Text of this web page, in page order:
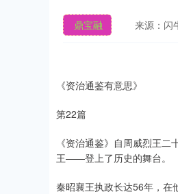
鼎宝融 来源：闪
《资治通鉴有意思》
第22篇
《资治通鉴》自周威烈王
王——登上了历史的舞台。
秦昭襄王执政长达56年，在